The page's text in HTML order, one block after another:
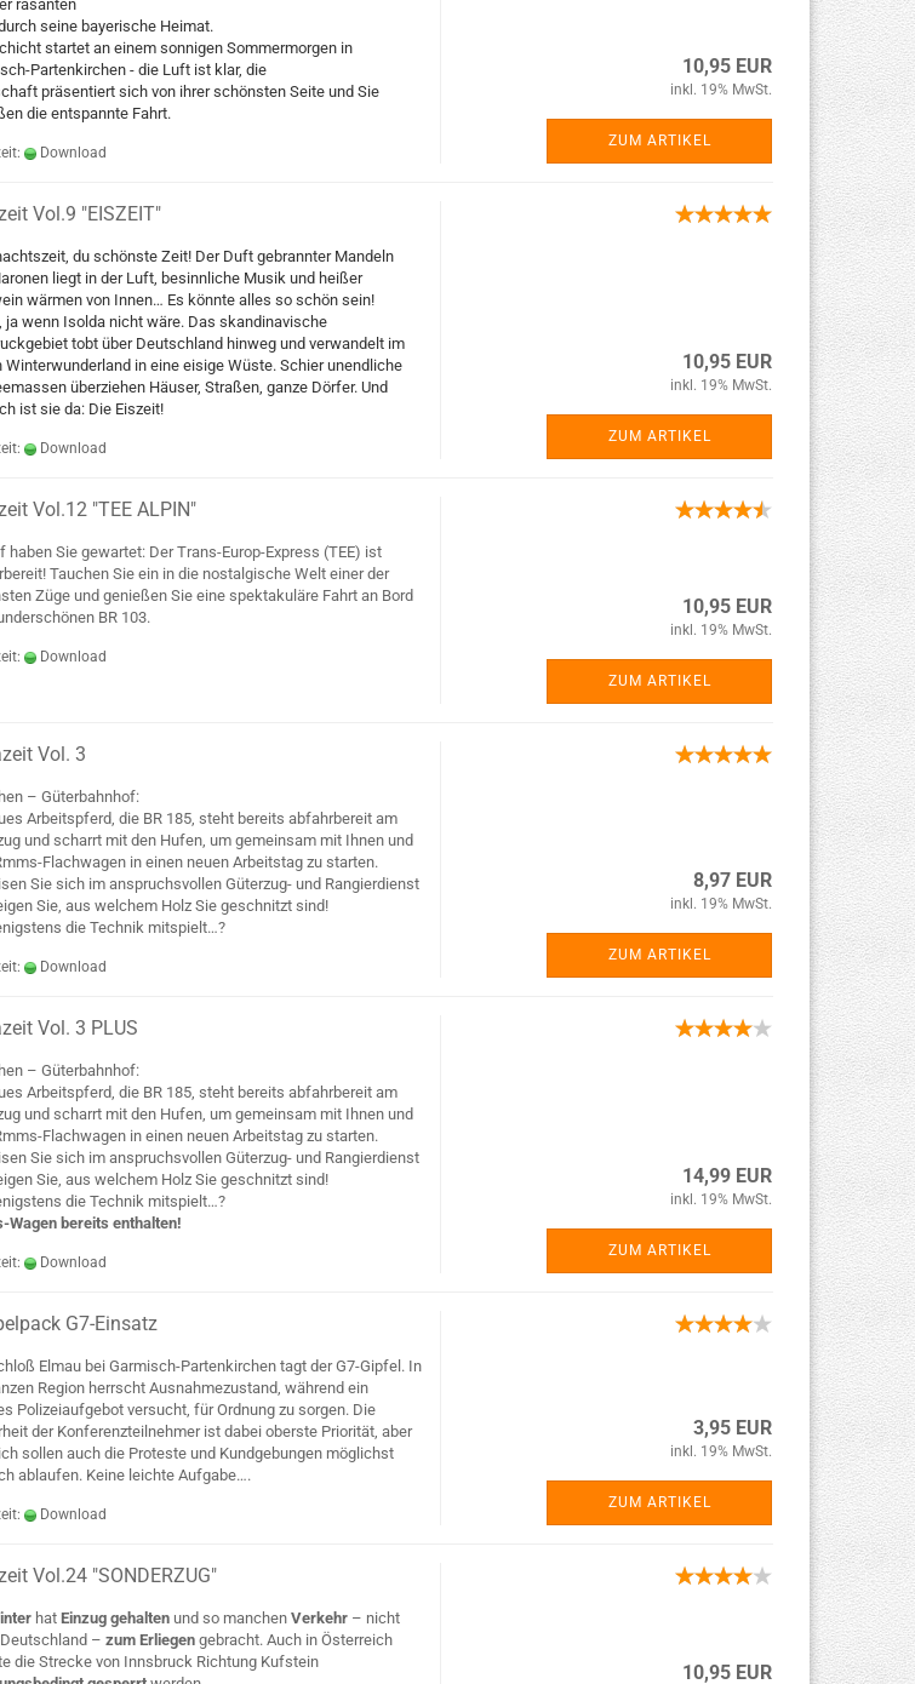
rasanten
seine bayerische Heimat.
startet an einem sonnigen Sommermorgen in
Partenkirchen - die Luft ist klar, die
präsentiert sich von ihrer schönsten Seite und Sie
die entspannte Fahrt.
Download
10,95 EUR
inkl. 19% MwSt.
ZUM ARTIKEL
Vol.9 "EISZEIT"
du schönste Zeit! Der Duft gebrannter Mandeln
liegt in der Luft, besinnliche Musik und heißer
wärmen von Innen… Es könnte alles so schön sein!
ja wenn Isolda nicht wäre. Das skandinavische
tobt über Deutschland hinweg und verwandelt im
Winterwunderland in eine eisige Wüste. Schier unendliche
überziehen Häuser, Straßen, ganze Dörfer. Und
ist sie da: Die Eiszeit!
Download
10,95 EUR
inkl. 19% MwSt.
ZUM ARTIKEL
Vol.12 "TEE ALPIN"
haben Sie gewartet: Der Trans-Europ-Express (TEE) ist
Tauchen Sie ein in die nostalgische Welt einer der
Züge und genießen Sie eine spektakuläre Fahrt an Bord
BR 103.
Download
10,95 EUR
inkl. 19% MwSt.
ZUM ARTIKEL
Vol. 3
– Güterbahnhof:
Arbeitspferd, die BR 185, steht bereits abfahrbereit am
und scharrt mit den Hufen, um gemeinsam mit Ihnen und
Flachwagen in einen neuen Arbeitstag zu starten.
Sie sich im anspruchsvollen Güterzug- und Rangierdienst
Sie, aus welchem Holz Sie geschnitzt sind!
die Technik mitspielt…?
Download
8,97 EUR
inkl. 19% MwSt.
ZUM ARTIKEL
Vol. 3 PLUS
– Güterbahnhof:
Arbeitspferd, die BR 185, steht bereits abfahrbereit am
und scharrt mit den Hufen, um gemeinsam mit Ihnen und
Flachwagen in einen neuen Arbeitstag zu starten.
Sie sich im anspruchsvollen Güterzug- und Rangierdienst
Sie, aus welchem Holz Sie geschnitzt sind!
die Technik mitspielt…?
Wagen bereits enthalten!
Download
14,99 EUR
inkl. 19% MwSt.
ZUM ARTIKEL
G7-Einsatz
Elmau bei Garmisch-Partenkirchen tagt der G7-Gipfel. In
Region herrscht Ausnahmezustand, während ein
Polizeiaufgebot versucht, für Ordnung zu sorgen. Die
der Konferenzteilnehmer ist dabei oberste Priorität, aber
sollen auch die Proteste und Kundgebungen möglichst
ablaufen. Keine leichte Aufgabe….
Download
3,95 EUR
inkl. 19% MwSt.
ZUM ARTIKEL
Vol.24 "SONDERZUG"
hat Einzug gehalten und so manchen Verkehr – nicht
– zum Erliegen gebracht. Auch in Österreich
die Strecke von Innsbruck Richtung Kufstein
10,95 EUR